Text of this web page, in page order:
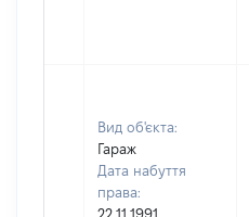
Вид об'єкта:
Гараж
Дата набуття
права:
22.11.1991